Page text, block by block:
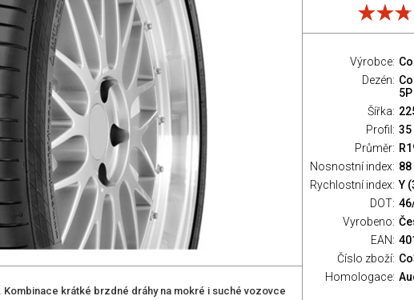
krátké brzdné dráhy na mokré i suché vozovce
Výrobce:
Dezén:
5P
Šířka:
Profil: 35
Průměr:
Nosnostní index: 88
Rychlostní index: Y
DOT:
Vyrobeno:
EAN:
Číslo zboží:
Homologace: